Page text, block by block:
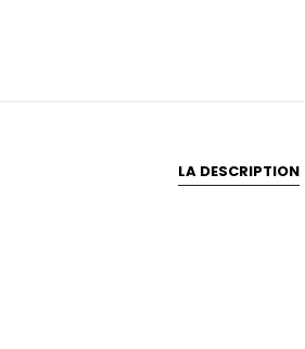
LA DESCRIPTION